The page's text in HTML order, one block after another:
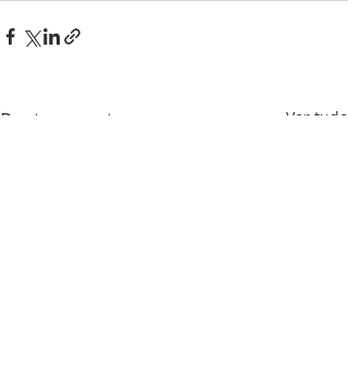
Posts recentes Ver tudo